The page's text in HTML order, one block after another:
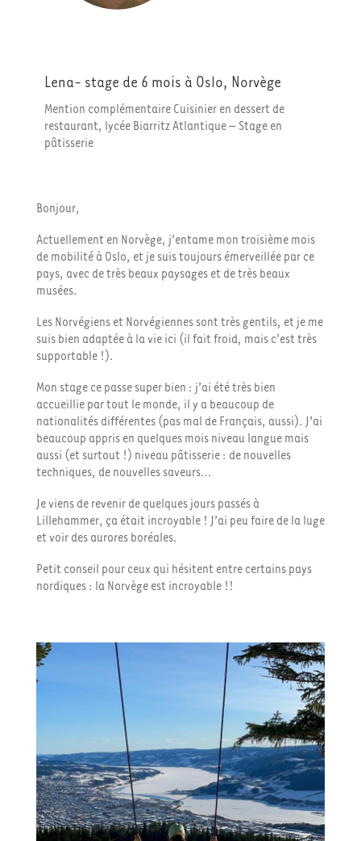
Lena- stage de 6 mois à Oslo, Norvège
Mention complémentaire Cuisinier en dessert de
restaurant, lycée Biarritz Atlantique – Stage en
pâtisserie
Bonjour,
Actuellement en Norvège, j’entame mon troisième mois
de mobilité à Oslo, et je suis toujours émerveillée par ce
pays, avec de très beaux paysages et de très beaux
musées.
Les Norvégiens et Norvégiennes sont très gentils, et je me
suis bien adaptée à la vie ici (il fait froid, mais c’est très
supportable !).
Mon stage ce passe super bien : j’ai été très bien
accueillie par tout le monde, il y a beaucoup de
nationalités différentes (pas mal de Français, aussi). J’ai
beaucoup appris en quelques mois niveau langue mais
aussi (et surtout !) niveau pâtisserie : de nouvelles
techniques, de nouvelles saveurs…
Je viens de revenir de quelques jours passés à
Lillehammer, ça était incroyable ! J’ai peu faire de la luge
et voir des aurores boréales.
Petit conseil pour ceux qui hésitent entre certains pays
nordiques : la Norvège est incroyable !!